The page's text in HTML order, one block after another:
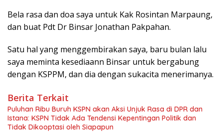
Bela rasa dan doa saya untuk Kak Rosintan Marpaung,
dan buat Pdt Dr Binsar Jonathan Pakpahan.
Satu hal yang menggembirakan saya, baru bulan lalu
saya meminta kesediaann Binsar untuk bergabung
dengan KSPPM, dan dia dengan sukacita menerimanya.
Berita Terkait
Puluhan Ribu Buruh KSPN akan Aksi Unjuk Rasa di DPR dan
Istana: KSPN Tidak Ada Tendensi Kepentingan Politik dan
Tidak Dikooptasi oleh Siapapun